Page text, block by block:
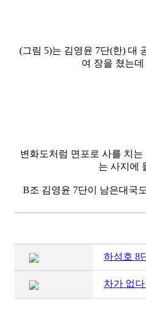
(그림 5)는 김영윤 7단(한) 대
여 장을 쳤는
변화도처럼 면포로 사를 치
는 사지에
B조 김영윤 7단이 남은대국
하성호 8
차가 없